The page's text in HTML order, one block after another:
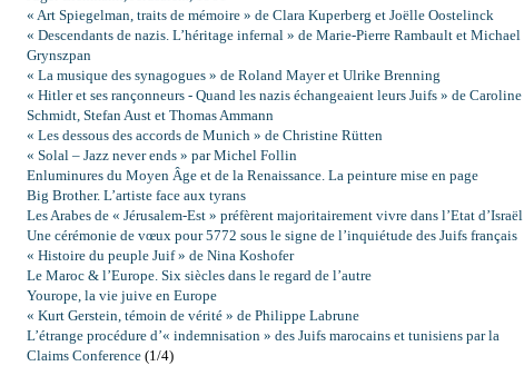
« Art Spiegelman, traits de mémoire » de Clara Kuperberg et Joëlle Oostelinck
« Descendants de nazis. L’héritage infernal » de Marie-Pierre Rambault et Michael
Grynszpan
« La musique des synagogues » de Roland Mayer et Ulrike Brenning
« Hitler et ses rançonneurs - Quand les nazis échangeaient leurs Juifs » de Caroline
Schmidt, Stefan Aust et Thomas Ammann
« Les dessous des accords de Munich » de Christine Rütten
« Solal – Jazz never ends » par Michel Follin
Enluminures du Moyen Âge et de la Renaissance. La peinture mise en page
Big Brother. L’artiste face aux tyrans
Les Arabes de « Jérusalem-Est » préfèrent majoritairement vivre dans l’Etat d’Israël
Une cérémonie de vœux pour 5772 sous le signe de l’inquiétude des Juifs français
« Histoire du peuple Juif » de Nina Koshofer
Le Maroc & l’Europe. Six siècles dans le regard de l’autre
Yourope, la vie juive en Europe
« Kurt Gerstein, témoin de vérité » de Philippe Labrune
L’étrange procédure d’« indemnisation » des Juifs marocains et tunisiens par la
Claims Conference (1/4)